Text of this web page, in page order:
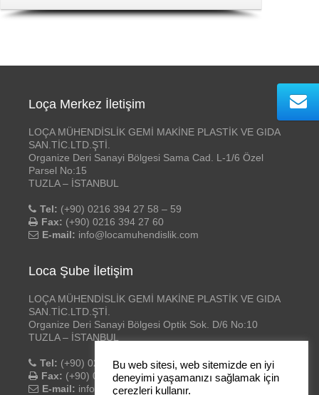
Loça Merkez İletişim
LOÇA MÜHENDİSLİK GEMİ MAKİNE PLASTİK VE GIDA
SAN.TİC.LTD.ŞTİ.
Organize Deri Sanayi Bölgesi Sama Cad. L-1/6 Özel
Parsel No:15
TUZLA – İSTANBUL
Tel: (+90) 0216 394 27 58 – 59
Fax: (+90) 0216 394 27 60
E-mail: info@locamuhendislik.com
Loca Şube İletişim
LOÇA MÜHENDİSLİK GEMİ MAKİNE PLASTİK VE GIDA
SAN.TİC.LTD.ŞTİ.
Organize Deri Sanayi Bölgesi Optik Sok. D/6 No:10
TUZLA – İSTANBUL
Tel: (+90) 0216 394 27 58 – 59
Fax: (+90) 0216 394 27 60
E-mail: info@locamuhendislik.com
Bu web sitesi, web sitemizde en iyi
deneyimi yaşamanızı sağlamak için
çerezleri kullanır.